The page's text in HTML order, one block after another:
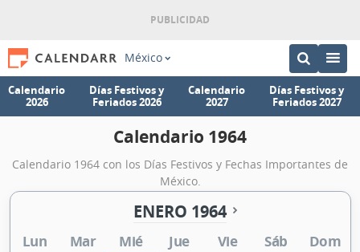
México
Calendario
2026
Días Festivos y
Feriados 2026
Calendario
2027
Días Festivos y
Feriados 2027
Calendario 1964
Calendario 1964 con los Días Festivos y Fechas Importantes de
México.
ENERO 1964
Lun Mar Mié Jue Vie Sáb Dom